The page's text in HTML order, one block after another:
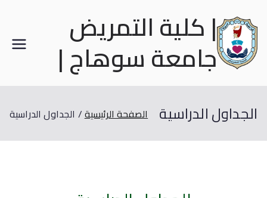
| كلية التمريض
جامعة سوهاج |
الجداول الدراسية الصفحة الرئيسية الجداول الدراسية